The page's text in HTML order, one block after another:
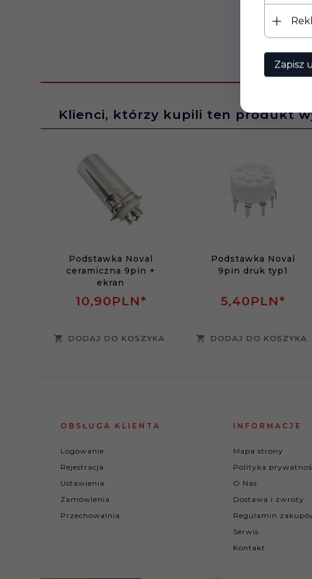
Klienci, którzy kupili ten produkt
Podstawka Noval
ceramiczna 9pin +
ekran
10,90PLN*
DODAJ DO KOSZYKA
Podstawka Noval
9pin druk typ1
5,40PLN*
DODAJ DO KOSZYKA
OBSŁUGA KLIENTA
Logowanie
Rejestracja
Ustawienia
Zamówienia
Przechowalnia
INFORMACJE
Mapa strony
Polityka
O Nas
Dostawa i zwroty
Regulamin
Serwis
Kontakt
Zapisz